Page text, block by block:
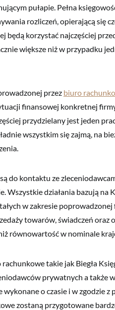
pułapie. Pełna
rozliczeń, opierającą się
będą korzystać najczęściej
większe niż w przypadku
przez biuro
finansowej konkretnej
przydzielany jest jeden
wszystkim się zajmą, na
do kontaktu ze
Wszystkie działania bazują na
w zakresie
towarów, świadczeń oraz
równowartość w nominale
takie jak Biegła
prywatnych a także
wykonane o czasie i w zgodzie z
zostaną przygotowane